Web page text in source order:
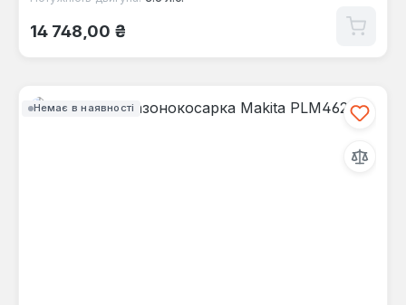
Звичайна ціна:
14 748,00 ₴
Немає в наявності